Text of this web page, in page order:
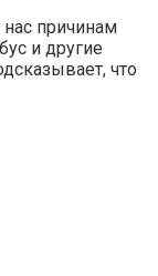
причинам
и другие
что